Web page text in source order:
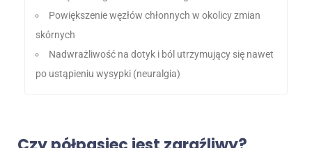
Powiększenie węzłów chłonnych w okolicy zmian
skórnych
Nadwrażliwość na dotyk i ból utrzymujący się nawet
po ustąpieniu wysypki (neuralgia)